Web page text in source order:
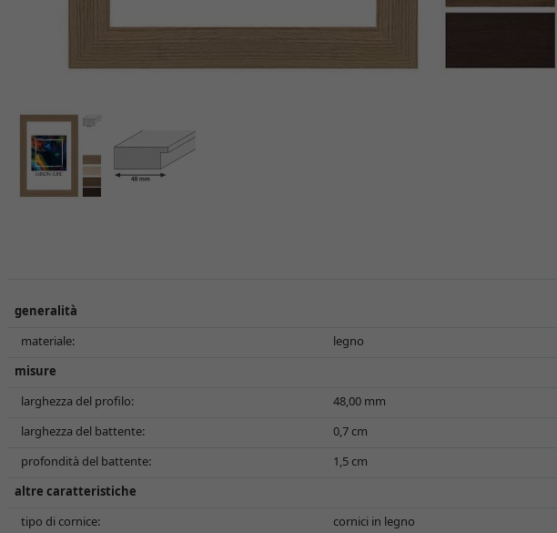
generalità
materiale:
legno
misure
larghezza del profilo:
48,00 mm
larghezza del battente:
0,7 cm
profondità del battente:
1,5 cm
altre caratteristiche
tipo di cornice:
cornici in legno